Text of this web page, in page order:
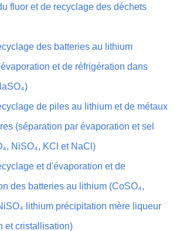
fluor et de recyclage des déchets
des batteries au lithium
et de réfrigération dans
de piles au lithium et de métaux
(séparation par évaporation et sel
NiSO₄, KCl et NaCl)
et d'évaporation et de
des batteries au lithium (CoSO₄,
lithium précipitation mère liqueur
et cristallisation)